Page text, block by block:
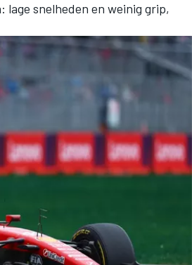
snelheden en weinig grip,